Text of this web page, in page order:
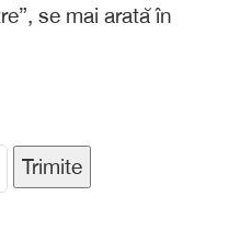
se mai arată în
Trimite